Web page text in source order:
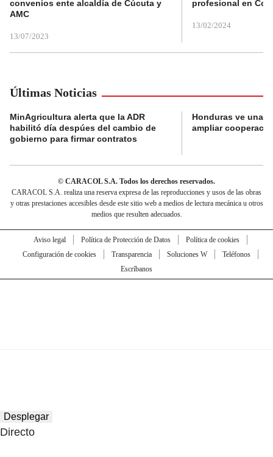
convenios ente alcaldía de Cúcuta y
AMC
13/07/2023
profesional en
13/02/2024
Últimas Noticias
MinAgricultura alerta que la ADR
habilitó día despúes del cambio de
gobierno para firmar contratos
Honduras ve una
ampliar
© CARACOL S.A. Todos los derechos reservados.
CARACOL S.A. realiza una reserva expresa de las reproducciones y usos de las obras
y otras prestaciones accesibles desde este sitio web a medios de lectura mecánica u otros
medios que resulten adecuados.
Aviso legal Política de Protección de Datos
Política de cookies
Configuración de cookies
Transparencia Soluciones W
Teléfonos
Escríbanos
Desplegar
Directo